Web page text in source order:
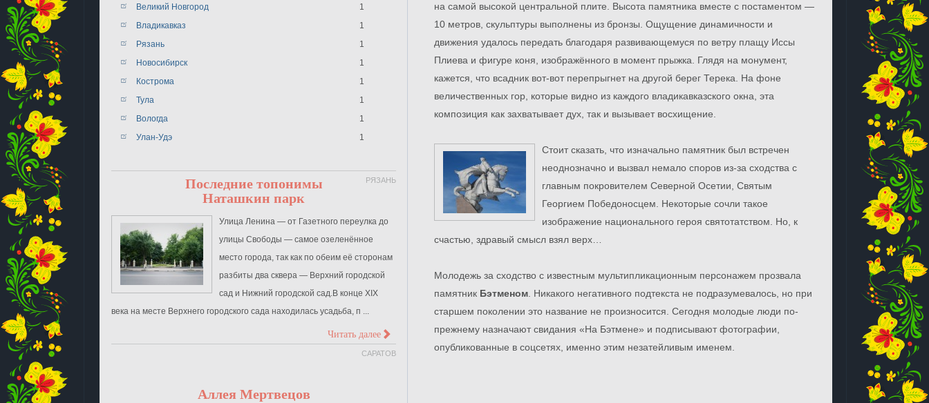
Великий Новгород 1
Владикавказ 1
Рязань 1
Новосибирск 1
Кострома 1
Тула 1
Вологда 1
Улан-Удэ 1
Последние топонимы РЯЗАНЬ
Наташкин парк
Улица Ленина ― от Газетного переулка до
улицы Свободы ― самое озеленённое
место города, так как по обеим её сторонам
разбиты два сквера ― Верхний городской
сад и Нижний городской сад.В конце XIX
века на месте Верхнего городского сада находилась усадьба, п ...
Читать далее>
САРАТОВ
Аллея Мертвецов
на самой высокой центральной плите. Высота памятника вместе с постаментом —
10 метров, скульптуры выполнены из бронзы. Ощущение динамичности и
движения удалось передать благодаря развивающемуся по ветру плащу Иссы
Плиева и фигуре коня, изображённого в момент прыжка. Глядя на монумент,
кажется, что всадник вот-вот перепрыгнет на другой берег Терека. На фоне
величественных гор, которые видно из каждого владикавказского окна, эта
композиция как захватывает дух, так и вызывает восхищение.
Стоит сказать, что изначально памятник был встречен
неоднозначно и вызвал немало споров из-за сходства с
главным покровителем Северной Осетии, Святым
Георгием Победоносцем. Некоторые сочли такое
изображение национального героя святотатством. Но, к
счастью, здравый смысл взял верх…
Молодежь за сходство с известным мультипликационным персонажем прозвала
памятник Бэтменом . Никакого негативного подтекста не подразумевалось, но при
старшем поколении это название не произносится. Сегодня молодые люди по-
прежнему назначают свидания «На Бэтмене» и подписывают фотографии,
опубликованные в соцсетях, именно этим незатейливым именем.